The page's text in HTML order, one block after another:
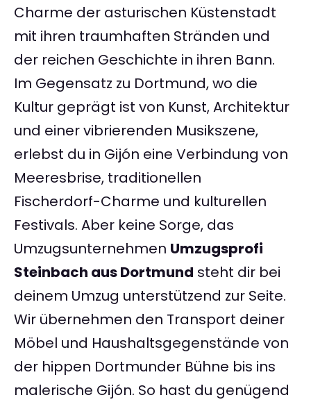
Charme der asturischen Küstenstadt
mit ihren traumhaften Stränden und
der reichen Geschichte in ihren Bann.
Im Gegensatz zu Dortmund, wo die
Kultur geprägt ist von Kunst, Architektur
und einer vibrierenden Musikszene,
erlebst du in Gijón eine Verbindung von
Meeresbrise, traditionellen
Fischerdorf-Charme und kulturellen
Festivals. Aber keine Sorge, das
Umzugsunternehmen Umzugsprofi
Steinbach aus Dortmund steht dir bei
deinem Umzug unterstützend zur Seite.
Wir übernehmen den Transport deiner
Möbel und Haushaltsgegenstände von
der hippen Dortmunder Bühne bis ins
malerische Gijón. So hast du genügend